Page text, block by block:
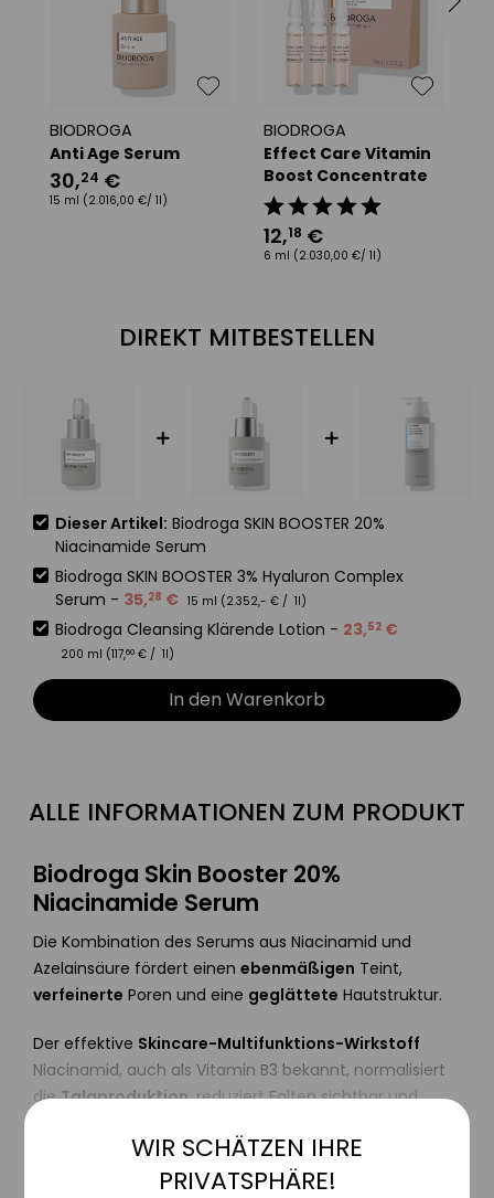
BIODROGA
Anti Age Serum
30,24 €
15 ml (2.016,00 €/ 1l)
BIODROGA
Effect Care Vitamin
Boost Concentrate
12,18 €
6 ml (2.030,00 €/ 1l)
DIREKT MITBESTELLEN
Dieser Artikel: Biodroga SKIN BOOSTER 20%
Niacinamide Serum
Biodroga SKIN BOOSTER 3% Hyaluron Complex
Serum - 35,28 € 15 ml (2.352,- € / 1l)
Biodroga Cleansing Klärende Lotion - 23,52 €
200 ml (117,60 € / 1l)
In den Warenkorb
ALLE INFORMATIONEN ZUM PRODUKT
Biodroga Skin Booster 20%
Niacinamide Serum
Die Kombination des Serums aus Niacinamid und
Azelainsäure fördert einen ebenmäßigen Teint,
verfeinerte Poren und eine geglättete Hautstruktur.
Der effektive Skincare-Multifunktions-Wirkstoff
Niacinamid, auch als Vitamin B3 bekannt, normalisiert
dieTalgproduktion, reduziert Falten sichtbar und
das Viamin die Stabilisierung der Hautbarriere und
schützt so die Haut vor demAustrocknen
Funktionale Aktiv
WIR SCHÄTZEN IHRE
PRIVATSPHÄRE!